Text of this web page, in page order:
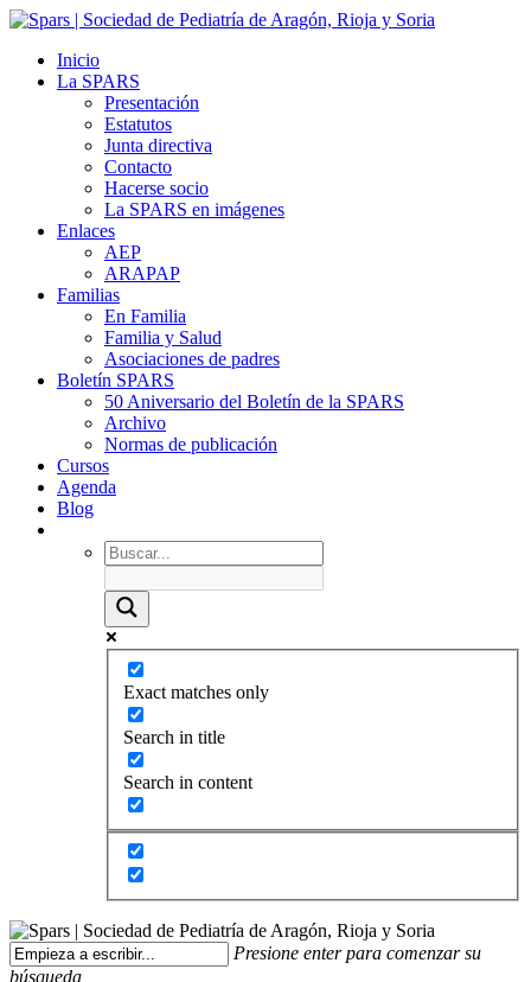
Inicio
La SPARS
Presentación
Estatutos
Junta directiva
Contacto
Hacerse socio
La SPARS en imágenes
Enlaces
AEP
ARAPAP
Familias
En Familia
Familia y Salud
Asociaciones de padres
Boletín SPARS
50 Aniversario del Boletín de la SPARS
Archivo
Normas de publicación
Cursos
Agenda
Blog
Exact matches only
Search in title
Search in content
Presione enter para comenzar su
búsqueda